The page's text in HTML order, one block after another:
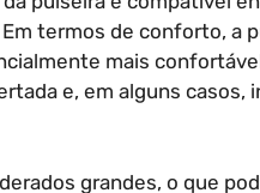
termos de conforto, a
mais
e, em alguns casos,
grandes, o que